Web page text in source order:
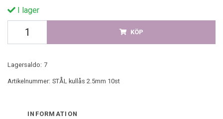
I lager
KÖP
Lagersaldo: 7
Artikelnummer: STÅL kullås 2.5mm 10st
INFORMATION